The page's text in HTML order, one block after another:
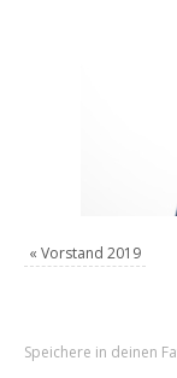
«Vorstand 2019
Speichere in deinen